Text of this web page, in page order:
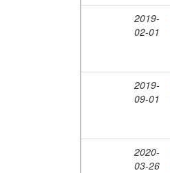
2019-
02-01
2019-
09-01
2020-
03-26